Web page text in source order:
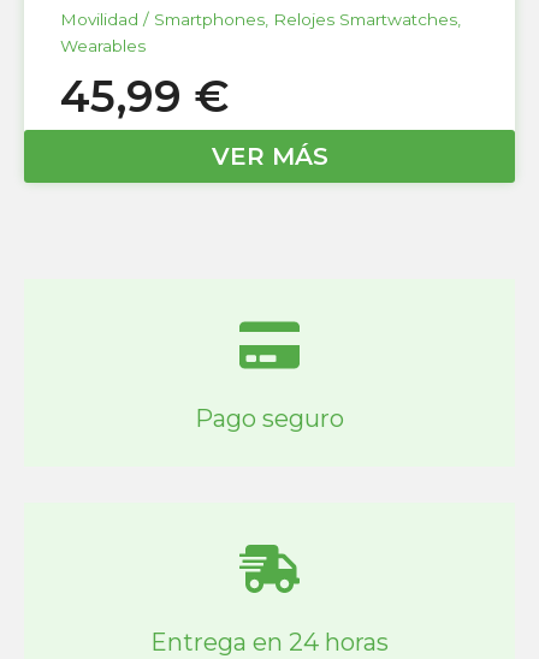
Movilidad / Smartphones Relojes Smartwatches
Wearables
45,99 €
VER MÁS
Pago seguro
Entrega en 24 horas